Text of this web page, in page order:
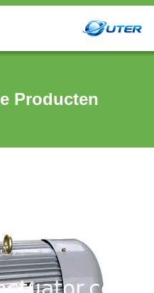
Producten